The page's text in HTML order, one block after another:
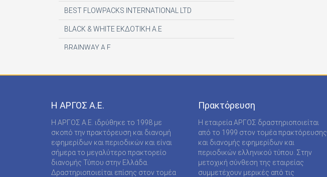
BEST FLOWPACKS INTERNATIONAL LTD
BLACK & WHITE ΕΚΔΟΤΙΚΗ Α.Ε
BRAINWAY A.E
DE AGOSTINI PUBLISHING SPA
DIGITAL CONTENT S.A.
DIGITAL MEDIA EPTA LTD ΥΠΟΚΑΤΑΣΤΗΜΑ
ΑΛΛΟΔΑΠΗΣ
DOCUMENTO MEDIA ΜΟΝΟΠΡΟΣΩΠΗ ΙΚΕ
Η ΑΡΓΟΣ A.E.
Η ΑΡΓΟΣ A.E. ιδρύθηκε το 1998 με
σκοπό την πρακτόρευση και διανομή
εφημερίδων και περιοδικών και είναι
σήμερα το μεγαλύτερο πρακτορείο
διανομής Τύπου στην Ελλάδα.
Δραστηριοποιείται επίσης στον τομέα
Πρακτόρευση
Η εταιρεία ΑΡΓΟΣ δραστηριοποιείται
από το 1999 στον τομέα πρακτόρευσης
και διανομής εφημερίδων και
περιοδικών ελληνικού τύπου. Στην
μετοχική σύνθεση της εταιρείας
συμμετέχουν μερικές από τις